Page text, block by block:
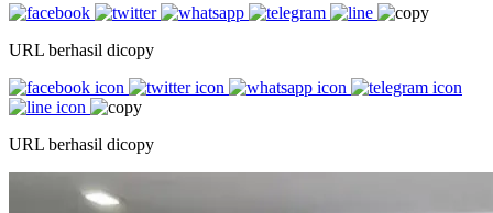
URL berhasil dicopy
URL berhasil dicopy